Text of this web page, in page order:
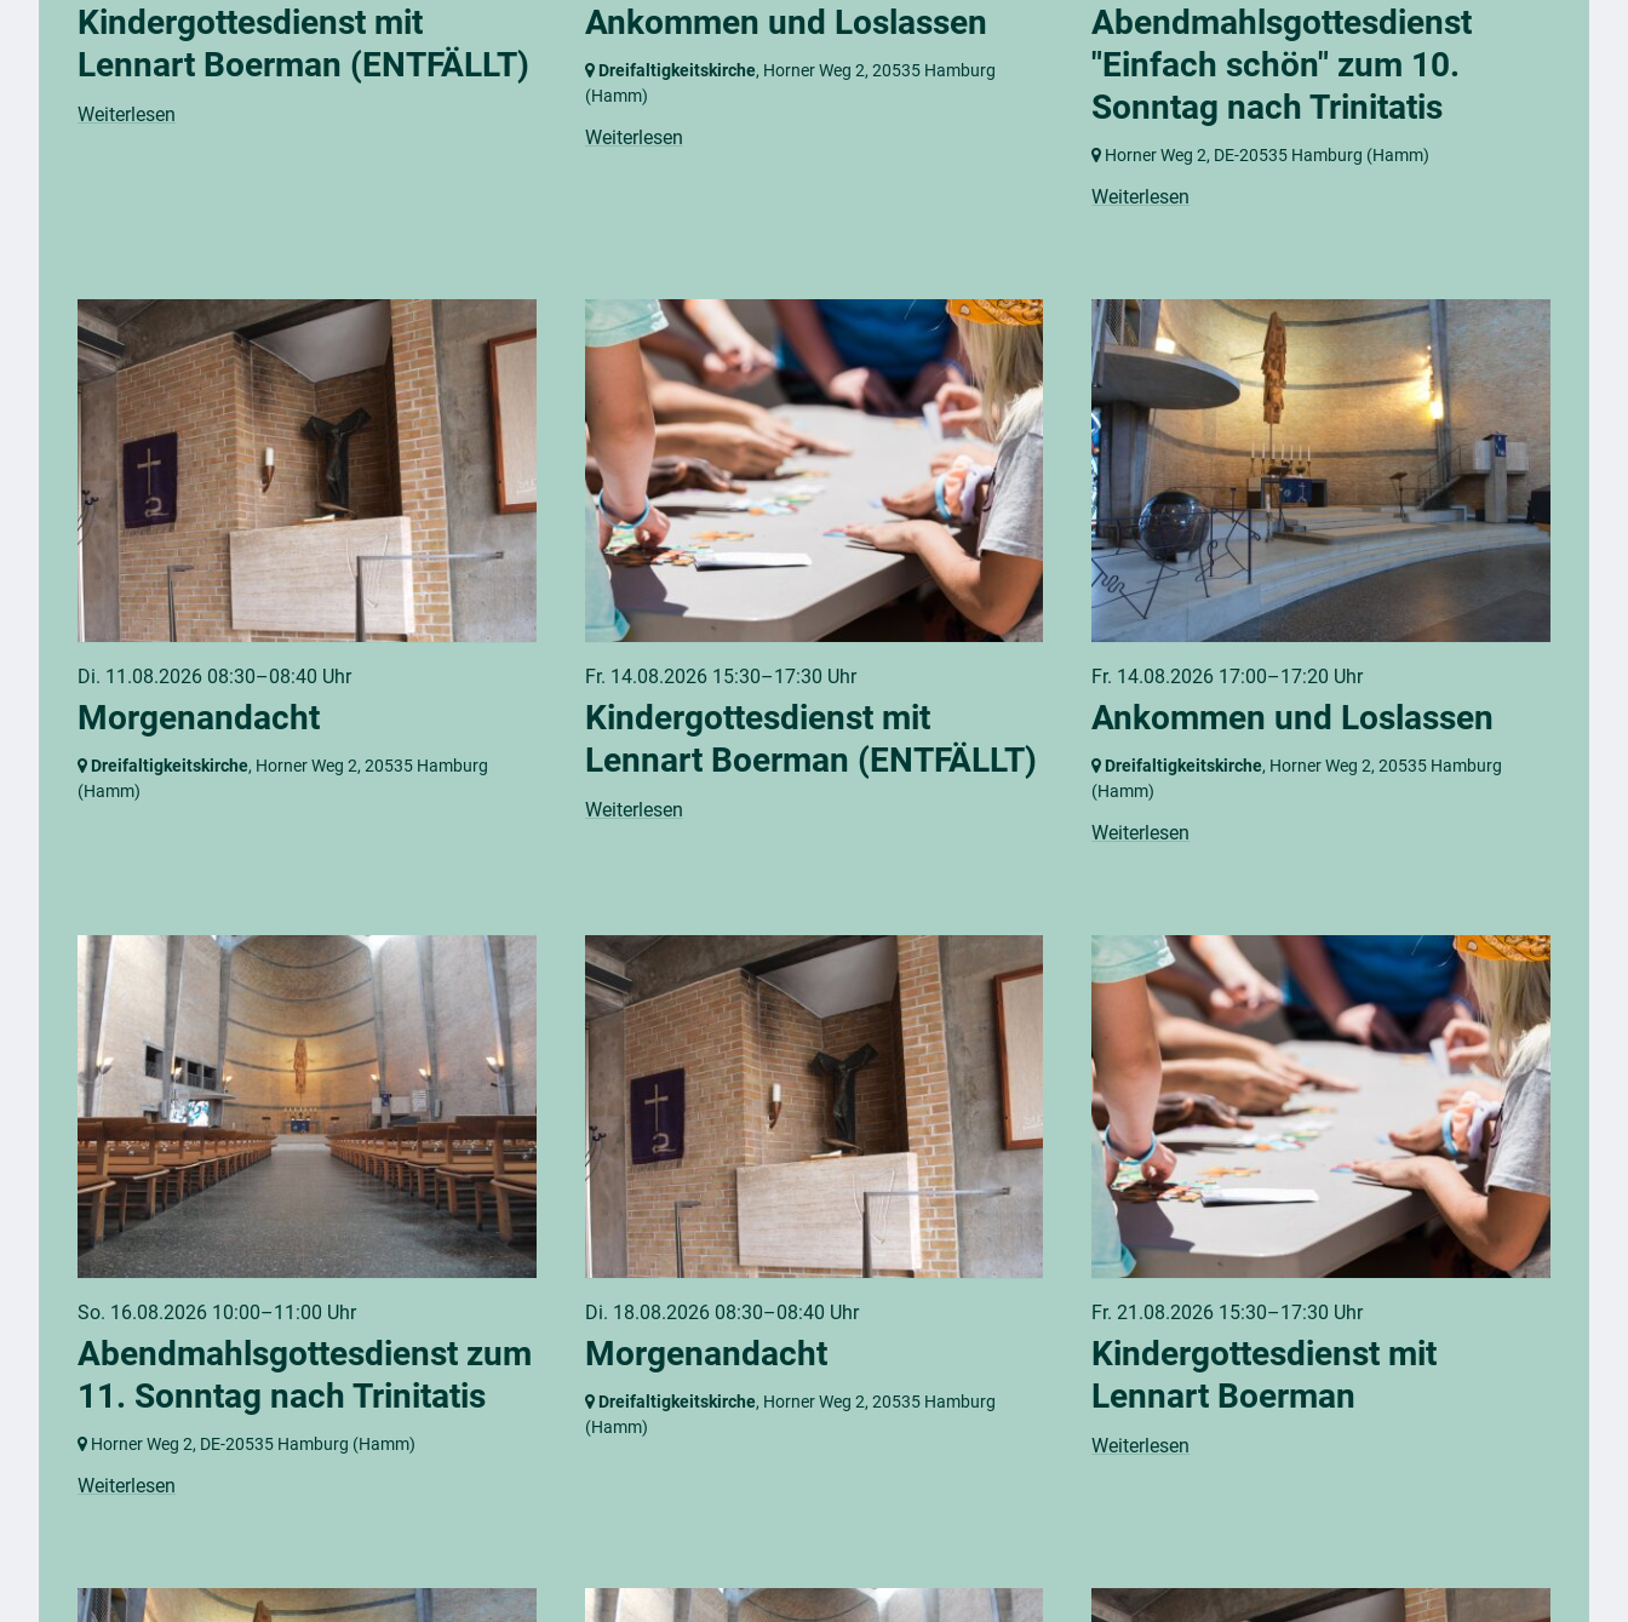
Kindergottesdienst mit
Lennart Boerman (ENTFÄLLT)
Weiterlesen
Ankommen und Loslassen
Dreifaltigkeitskirche, Horner Weg 2, 20535 Hamburg
(Hamm)
Weiterlesen
Abendmahlsgottesdienst
"Einfach schön" zum 10.
Sonntag nach Trinitatis
Horner Weg 2, DE-20535 Hamburg (Hamm)
Weiterlesen
Di. 11.08.2026 08:30–08:40 Uhr
Morgenandacht
Dreifaltigkeitskirche, Horner Weg 2, 20535 Hamburg
(Hamm)
Fr. 14.08.2026 15:30–17:30 Uhr
Kindergottesdienst mit
Lennart Boerman (ENTFÄLLT)
Weiterlesen
Fr. 14.08.2026 17:00–17:20 Uhr
Ankommen und Loslassen
Dreifaltigkeitskirche, Horner Weg 2,20535 Hamburg
(Hamm)
Weiterlesen
So. 16.08.2026 10:00–11:00 Uhr
Abendmahlsgottesdienst zum
11. Sonntag nach Trinitatis
Horner Weg 2, DE-20535 Hamburg (Hamm)
Weiterlesen
Di. 18.08.2026 08:30–08:40 Uhr
Morgenandacht
Dreifaltigkeitskirche, Horner Weg 2, 20535 Hamburg
(Hamm)
Fr. 21.08.2026 15:30–17:30 Uhr
Kindergottesdienst mit
Lennart Boerman
Weiterlesen